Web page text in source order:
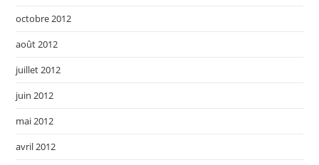
octobre 2012
août 2012
juillet 2012
juin 2012
mai 2012
avril 2012